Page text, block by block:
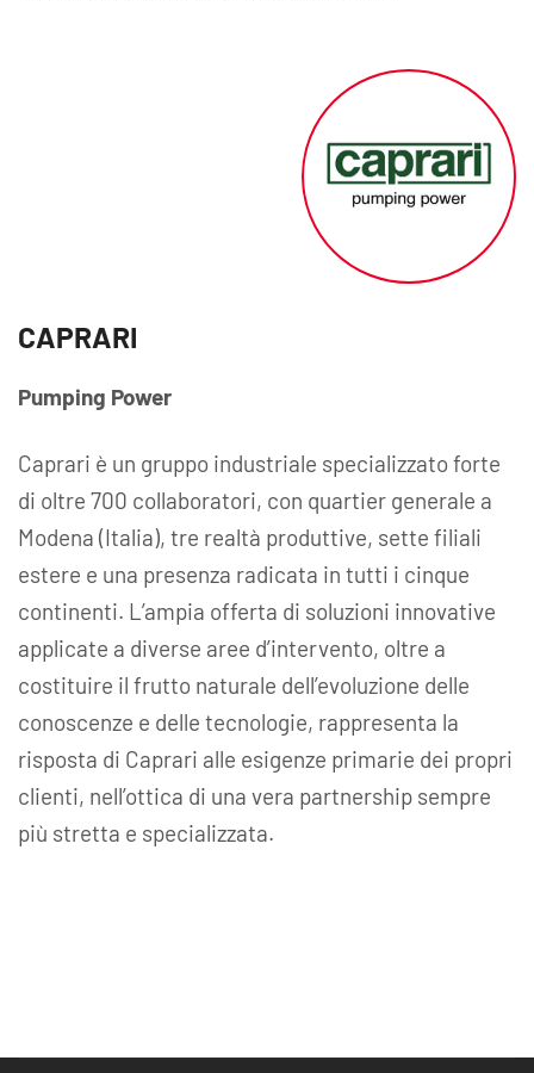
CAPRARI
Pumping Power
Caprari è un gruppo industriale specializzato forte
di oltre 700 collaboratori, con quartier generale a
Modena (Italia), tre realtà produttive, sette filiali
estere e una presenza radicata in tutti i cinque
continenti. L’ampia offerta di soluzioni innovative
applicate a diverse aree d’intervento, oltre a
costituire il frutto naturale dell’evoluzione delle
conoscenze e delle tecnologie, rappresenta la
risposta di Caprari alle esigenze primarie dei propri
clienti, nell’ottica di una vera partnership sempre
più stretta e specializzata.